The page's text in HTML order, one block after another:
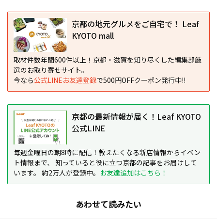
京都の地元グルメをご自宅で！ Leaf
KYOTO mall
取材件数年間600件以上！京都・滋賀を知り尽くした編集部厳
選のお取り寄せサイト。
今なら公式LINEお友達登録で500円OFFクーポン発行中!!
京都の最新情報が届く！Leaf KYOTO
公式LINE
毎週金曜日の朝8時に配信！教えたくなる新店情報からイベン
ト情報まで、 知っていると役に立つ京都の記事をお届けして
います。 約2万人が登録中。 お友達追加はこちら！
あわせて読みたい